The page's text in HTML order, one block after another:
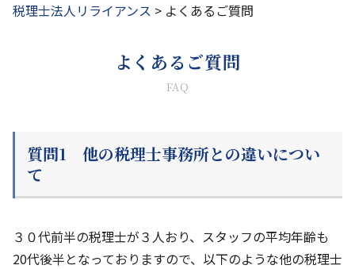
税理士法人リライアンス > よくあるご質問
よくあるご質問
FAQ
質問1 他の税理士事務所との違いについ
て
３０代前半の税理士が３人おり、スタッフの平均年齢も
20代後半となっておりますので、以下のような他の税理士